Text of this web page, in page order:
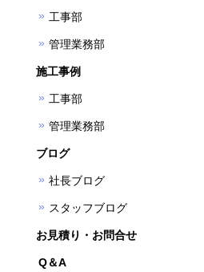
工事部
管理業務部
施工事例
工事部
管理業務部
ブログ
社長ブログ
スタッフブログ
お見積り・お問合せ
Q＆A